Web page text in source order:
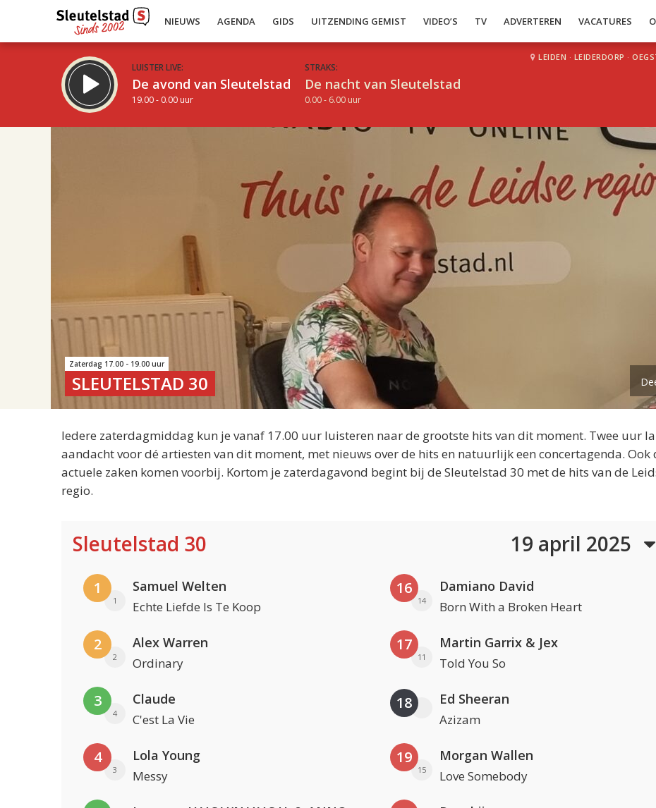
NIEUWS AGENDA GIDS UITZENDING GEMIST VIDEO’S TV ADVERTEREN VACATURES
LUISTER LIVE:
De avond van Sleutelstad
19.00 - 0.00 uur
STRAKS:
De nacht van Sleutelstad
0.00 - 6.00 uur
LEIDEN · LEIDERDORP ·
Zaterdag 17.00 - 19.00 uur
SLEUTELSTAD 30
Iedere zaterdagmiddag kun je vanaf 17.00 uur luisteren naar de grootste hits van dit moment. Twee uur
aandacht voor dé artiesten van dit moment, met nieuws over de hits en natuurlijk een concertagenda. Ook
actuele zaken komen voorbij. Kortom je zaterdagavond begint bij de Sleutelstad 30 met de hits van de
regio.
Sleutelstad 30 19 april 2025
1
1
Samuel Welten
Echte Liefde Is Te Koop
2
2
Alex Warren
Ordinary
3
4
Claude
C'est La Vie
4
3
Lola Young
Messy
16
14
Damiano David
Born With a Broken Heart
17
11
Martin Garrix & Jex
Told You So
18 Ed Sheeran
Azizam
19
15
Morgan Wallen
Love Somebody